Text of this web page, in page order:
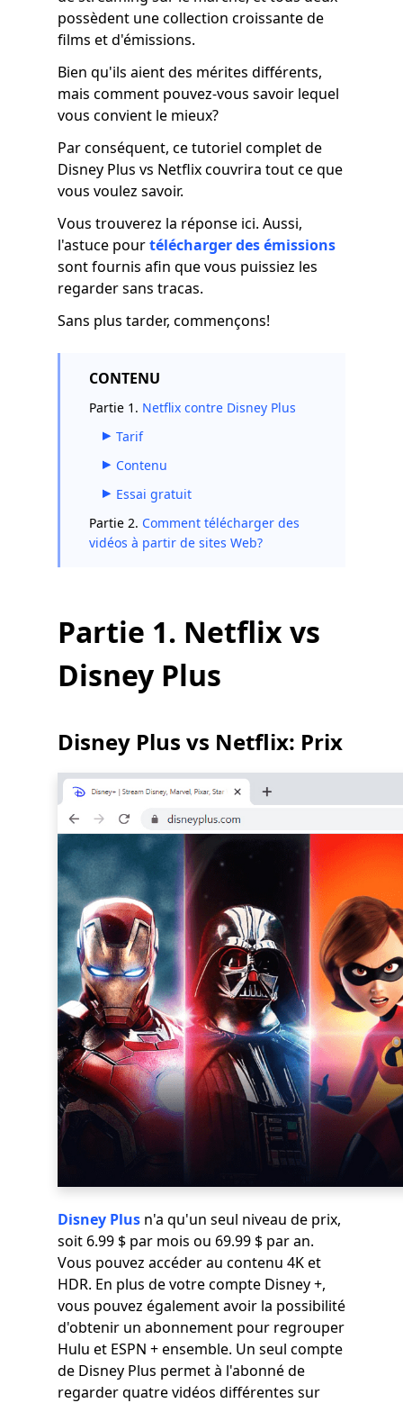
possèdent une collection croissante de
films et d'émissions.
Bien qu'ils aient des mérites différents,
mais comment pouvez-vous savoir lequel
vous convient le mieux?
Par conséquent, ce tutoriel complet de
Disney Plus vs Netflix couvrira tout ce que
vous voulez savoir.
Vous trouverez la réponse ici. Aussi,
l'astuce pourtélécharger des émissions
sont fournis afin que vous puissiez les
regarder sans tracas.
Sans plus tarder, commençons!
CONTENU
Partie 1. Netflix contre Disney Plus
Tarif
Contenu
Essai gratuit
Partie 2. Comment télécharger des
vidéos à partir de sites Web?
Partie 1. Netflix vs
Disney Plus
Disney Plus vs Netflix: Prix
Disney Plus n'a qu'un seul niveau de prix,
soit 6.99 $ par mois ou 69.99 $ par an.
Vous pouvez accéder au contenu 4K et
HDR. En plus de votre compte Disney +,
vous pouvez également avoir la possibilité
d'obtenir un abonnement pour regrouper
Hulu et ESPN + ensemble. Un seul compte
de Disney Plus permet à l'abonné de
regarder quatre vidéos différentes sur